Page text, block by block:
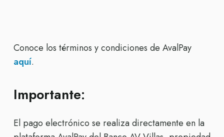
Conoce los términos y condiciones de AvalPay
aquí.
Importante:
El pago electrónico se realiza directamente en la